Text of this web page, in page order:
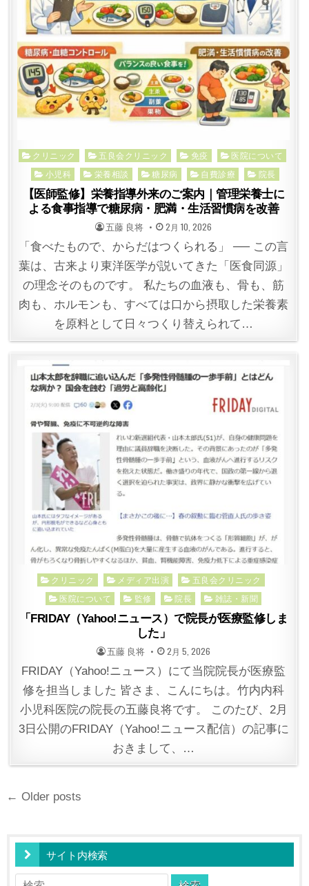
Posted
クリニック 五良会クリニック 免疫
医院について
小児科
栄養相談 糖尿病 自費診療 院長
【医師監修】栄養指導外来のご案内｜管理栄養士に
よる食事指導で糖尿病・肥満・生活習慣病を改善
POSTED
BY
五藤 良将 POSTED
ON
2月 10, 2026
「食べたもので、からだはつくられる」 ── この言
葉は、古来より東洋医学が説いてきた「医食同源」
の理念そのものです。 私たちの血液も、骨も、筋
肉も、ホルモンも、すべては口から摂取した栄養素
を原料として日々つくり替えられて…
Posted
クリニック メディア出演
五良会クリニック
医院について
監修 院長 雑誌・新聞
「FRIDAY（Yahoo!ニュース）で院長が医療監修しま
した」
POSTED
BY
五藤 良将 POSTED
ON
2月 5, 2026
FRIDAY（Yahoo!ニュース）にて当院院長が医療監
修を担当しました 皆さま、こんにちは。竹内内科
小児科医院の院長の五藤良将です。 このたび、2月
3日公開のFRIDAY（Yahoo!ニュース配信）の記事に
おきまして、…
投
ビ
ゲ
← Older posts
サイト内検索
検